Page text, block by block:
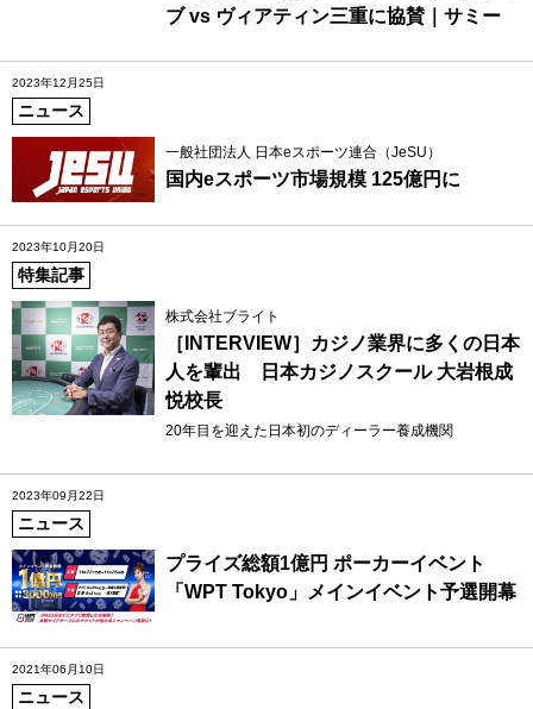
ブ vs ヴィアティン三重に協賛｜サミー
2023年12月25日
ニュース
一般社団法人 日本eスポーツ連合（JeSU）
国内eスポーツ市場規模 125億円に
2023年10月20日
特集記事
株式会社ブライト
［INTERVIEW］カジノ業界に多くの日本
人を輩出 日本カジノスクール 大岩根成
悦校長
20年目を迎えた日本初のディーラー養成機関
2023年09月22日
ニュース
プライズ総額1億円 ポーカーイベント
「WPT Tokyo」メインイベント予選開幕
2021年06月10日
ニュース